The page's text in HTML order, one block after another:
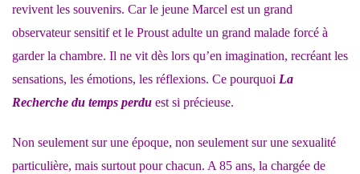
revivent les souvenirs. Car le jeune Marcel est un grand
observateur sensitif et le Proust adulte un grand malade forcé à
garder la chambre. Il ne vit dès lors qu’en imagination, recréant les
sensations, les émotions, les réflexions. Ce pourquoi La
Recherche du temps perdu est si précieuse.
Non seulement sur une époque, non seulement sur une sexualité
particulière, mais surtout pour chacun. A 85 ans, la chargée de